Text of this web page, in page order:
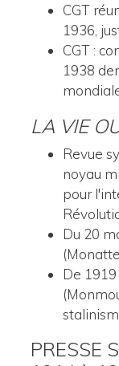
CGT
1936,
CGT :
1938
LA VIE
Revue
noyau
pour
Du 20
De
PRESSE